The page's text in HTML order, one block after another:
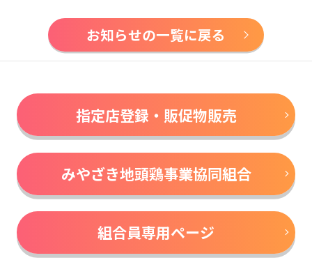
お知らせの一覧に戻る
指定店登録・販促物販売
みやざき地頭鶏事業協同組合
組合員専用ページ